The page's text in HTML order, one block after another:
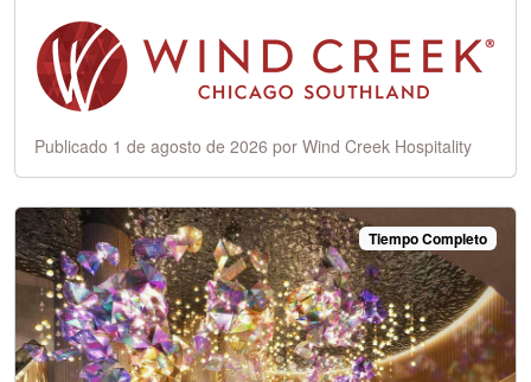
Publicado 1 de agosto de 2026 por Wind Creek Hospitality
Tiempo Completo